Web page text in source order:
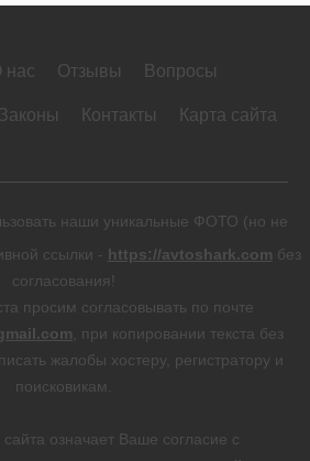
нас Отзывы Вопросы
Законы Контакты Карта сайта
наши уникальные ФОТО (но не
ссылки - https://avtoshark.com без
согласования!
просим согласовывать по почте
, при копировании текста без
жалобы хостеру, регистратору и
поисковикам.
означает Ваше согласие с